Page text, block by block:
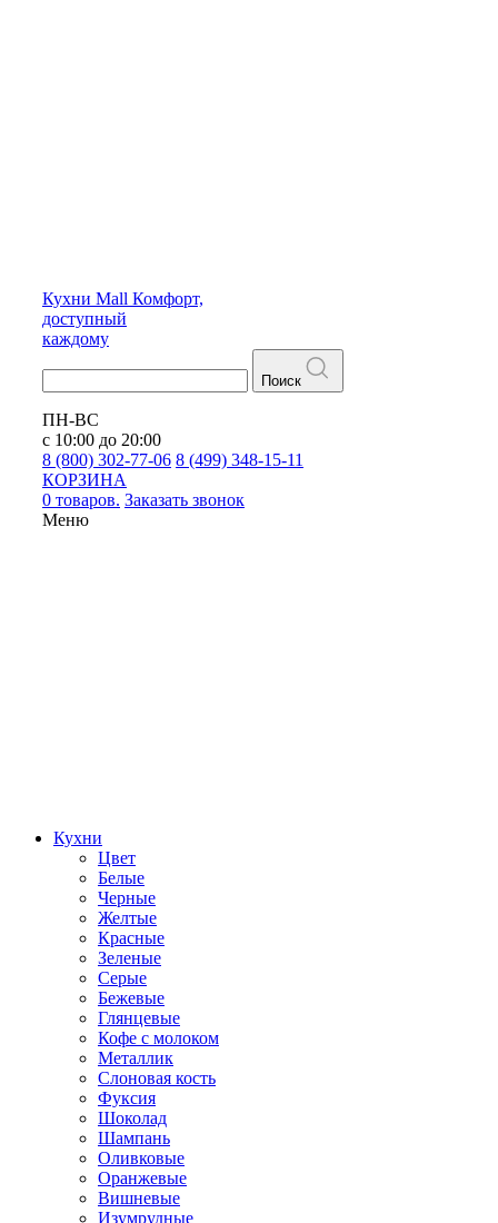
Кухни Mall Комфорт,
доступный
каждому
Поиск
ПН-ВС
с 10:00 до 20:00
8 (800) 302-77-06 8 (499) 348-15-11
КОРЗИНА
0 товаров. Заказать звонок
Меню
Кухни
Цвет
Белые
Черные
Желтые
Красные
Зеленые
Серые
Бежевые
Глянцевые
Кофе с молоком
Металлик
Слоновая кость
Фуксия
Шоколад
Шампань
Оливковые
Оранжевые
Вишневые
Изумрудные